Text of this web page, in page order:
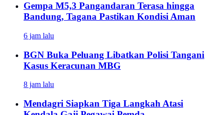
Gempa M5,3 Pangandaran Terasa hingga
Bandung, Tagana Pastikan Kondisi Aman
6 jam lalu
BGN Buka Peluang Libatkan Polisi Tangani
Kasus Keracunan MBG
8 jam lalu
Mendagri Siapkan Tiga Langkah Atasi